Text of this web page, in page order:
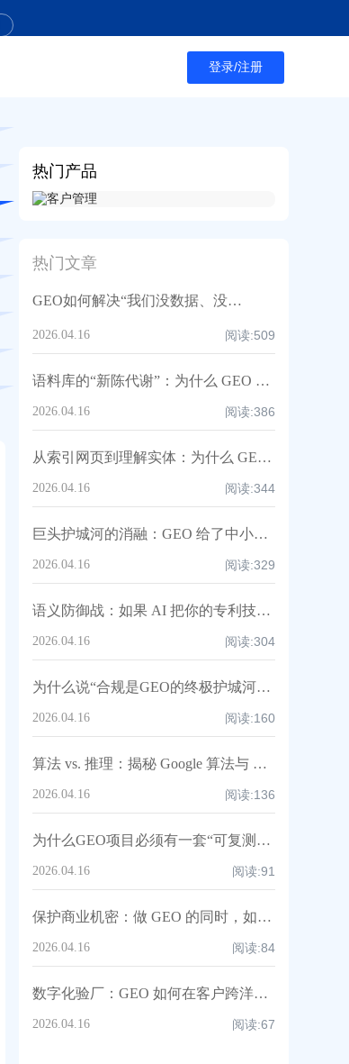
登录/注册
热门产品
热门文章
GEO如何解决“我们没数据、没团队”的SOP托管难题？
2026.04.16 阅读:509
语料库的“新陈代谢”：为什么 GEO 优化是一场没有终点的动态博弈？
2026.04.16 阅读:386
从索引网页到理解实体：为什么 GEO 优化的是你的“公司本身”，而非网页
2026.04.16 阅读:344
巨头护城河的消融：GEO 给了中小企业一次“语义偷袭”的机会
2026.04.16 阅读:329
语义防御战：如果 AI 把你的专利技术归因给了对手，你该怎么办？
2026.04.16 阅读:304
为什么说“合规是GEO的终极护城河”？
2026.04.16 阅读:160
算法 vs. 推理：揭秘 Google 算法与 ChatGPT 推理逻辑对供应商筛选的差异
2026.04.16 阅读:136
为什么GEO项目必须有一套“可复测的验收标准”给老板签字？
2026.04.16 阅读:91
保护商业机密：做 GEO 的同时，如何防止核心技术细节被 AI 过度挖掘？
2026.04.16 阅读:84
数字化验厂：GEO 如何在客户跨洋之前完成“在线信任闭环”
2026.04.16 阅读:67